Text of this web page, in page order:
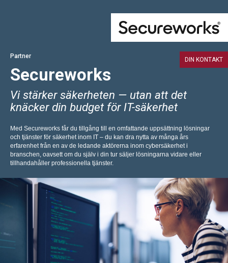
Partner
Secureworks
Vi stärker säkerheten — utan att det
knäcker din budget för IT-säkerhet
Med Secureworks får du tillgång till en omfattande uppsättning lösningar
och tjänster för säkerhet inom IT – du kan dra nytta av många års
erfarenhet från en av de ledande aktörerna inom cybersäkerhet i
branschen, oavsett om du själv i din tur säljer lösningarna vidare eller
tillhandahåller professionella tjänster.
DIN KONTAKT